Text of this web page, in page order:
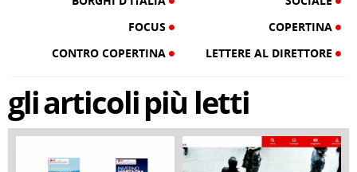
FOCUS
COPERTINA
CONTRO COPERTINA
LETTERE AL DIRETTORE
gliarticolipiù letti